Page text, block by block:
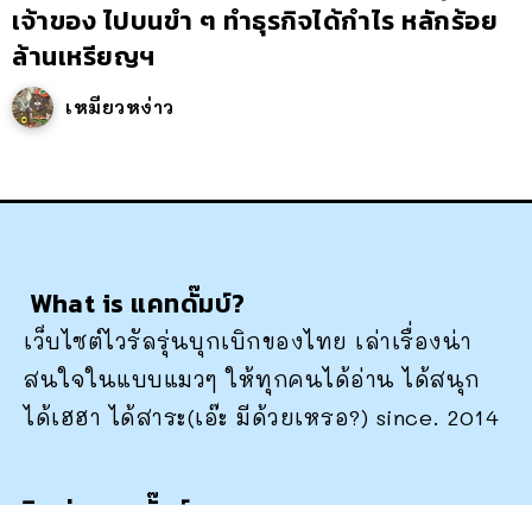
เจ้าของ ไปบนขำ ๆ ทำธุรกิจได้กำไร หลักร้อย
ล้านเหรียญฯ
เหมียวหง่าว
What is แคทดั๊มบ์?
เว็บไซต์ไวรัลรุ่นบุกเบิกของไทย เล่าเรื่องน่า
สนใจในแบบแมวๆ ให้ทุกคนได้อ่าน ได้สนุก
ได้เฮฮา ได้สาระ(เอ๊ะ มีด้วยเหรอ?) since. 2014